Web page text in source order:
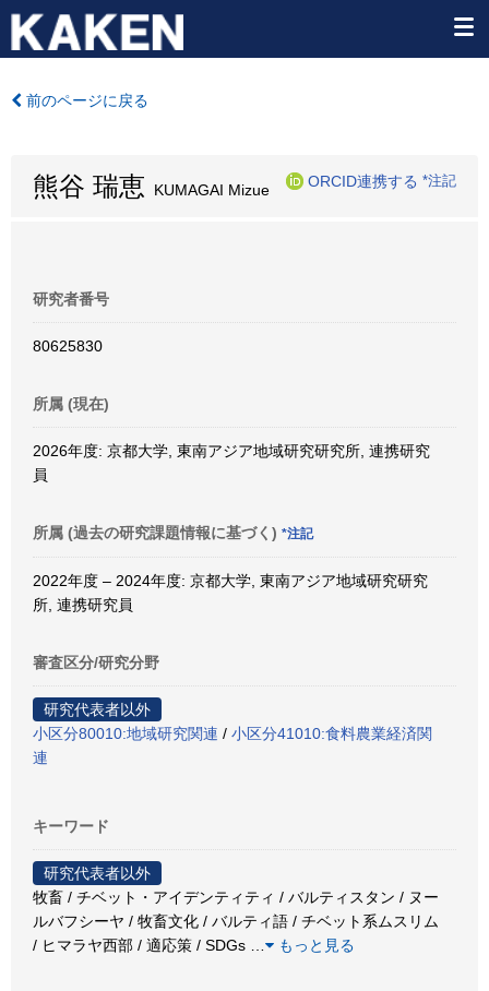
前のページに戻る
熊谷 瑞恵 KUMAGAI Mizue
ORCID連携する *注記
研究者番号
80625830
所属 (現在)
2026年度: 京都大学, 東南アジア地域研究研究所, 連携研究
員
所属 (過去の研究課題情報に基づく) *注記
2022年度 – 2024年度: 京都大学, 東南アジア地域研究研究
所, 連携研究員
審査区分/研究分野
研究代表者以外
小区分80010:地域研究関連 / 小区分41010:食料農業経済関
連
キーワード
研究代表者以外
牧畜 / チベット・アイデンティティ / バルティスタン / ヌー
ルバフシーヤ / 牧畜文化 / バルティ語 / チベット系ムスリム
/ ヒマラヤ西部 / 適応策 / SDGs
もっと見る